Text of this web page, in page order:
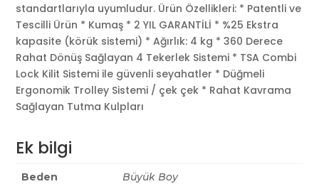
standartlarıyla uyumludur. Ürün Özellikleri: * Patentli ve
Tescilli Ürün * Kumaş * 2 YIL GARANTİLİ * %25 Ekstra
kapasite (körük sistemi) * Ağırlık: 4 kg * 360 Derece
Rahat Dönüş Sağlayan 4 Tekerlek Sistemi * TSA Combi
Lock Kilit Sistemi ile güvenli seyahatler * Düğmeli
Ergonomik Trolley Sistemi / çek çek * Rahat Kavrama
Sağlayan Tutma Kulpları
Ek bilgi
Beden Büyük Boy